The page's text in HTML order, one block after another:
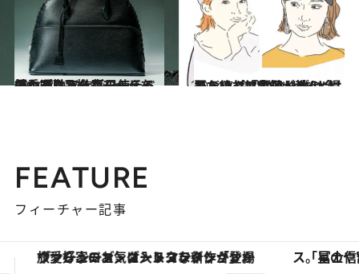
2024.8.17
持つだけで仕事のモチベアップ!?品格とモードを兼ねそろえる毎日使える優秀通勤バッグ
コミック ＆ エッセイ 2024.7.7
夏だけど「帽子」が似合わない…美容師が教える、絶対に失敗しない“帽子えらび” “かぶり方”とは
コミック ＆ エッセイ
FEATURE
フィーチャー記事
「星のや富士」でデジタルデトックス。冨士信仰の歴史を辿り、心身を調える。 【夏限定ディナーコース】旬を